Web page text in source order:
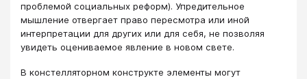
проблемой социальных реформ). Упредительное
мышление отвергает право пересмотра или иной
интерпретации для других или для себя, не позволяя
увидеть оцениваемое явление в новом свете.
В констелляторном конструкте элементы могут